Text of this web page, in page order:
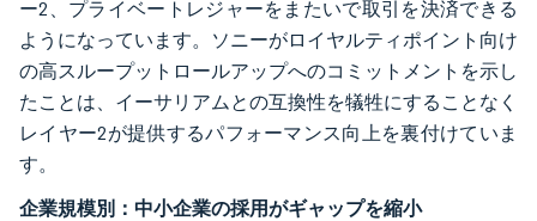
ー2、プライベートレジャーをまたいで取引を決済できる
ようになっています。ソニーがロイヤルティポイント向け
の高スループットロールアップへのコミットメントを示し
たことは、イーサリアムとの互換性を犠牲にすることなく
レイヤー2が提供するパフォーマンス向上を裏付けていま
す。
企業規模別：中小企業の採用がギャップを縮小